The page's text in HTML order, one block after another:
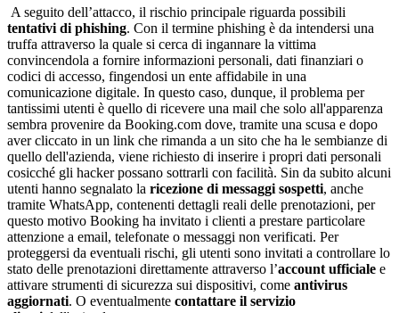
A seguito dell’attacco, il rischio principale riguarda possibili
tentativi di phishing. Con il termine phishing è da intendersi una
truffa attraverso la quale si cerca di ingannare la vittima
convincendola a fornire informazioni personali, dati finanziari o
codici di accesso, fingendosi un ente affidabile in una
comunicazione digitale. In questo caso, dunque, il problema per
tantissimi utenti è quello di ricevere una mail che solo all'apparenza
sembra provenire da Booking.com dove, tramite una scusa e dopo
aver cliccato in un link che rimanda a un sito che ha le sembianze di
quello dell'azienda, viene richiesto di inserire i propri dati personali
cosicché gli hacker possano sottrarli con facilità. Sin da subito alcuni
utenti hanno segnalato la ricezione di messaggi sospetti, anche
tramite WhatsApp, contenenti dettagli reali delle prenotazioni, per
questo motivo Booking ha invitato i clienti a prestare particolare
attenzione a email, telefonate o messaggi non verificati. Per
proteggersi da eventuali rischi, gli utenti sono invitati a controllare lo
stato delle prenotazioni direttamente attraverso l’account ufficiale e
attivare strumenti di sicurezza sui dispositivi, come antivirus
aggiornati. O eventualmente contattare il servizio